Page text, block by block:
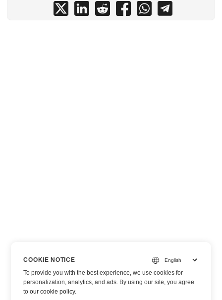
COOKIE NOTICE
To provide you with the best experience, we use cookies for
personalization, analytics, and ads. By using our site, you agree
toour cookie policy.